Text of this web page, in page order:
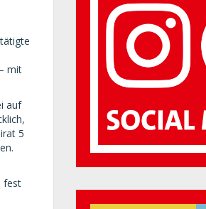
mit
auf
5
fest